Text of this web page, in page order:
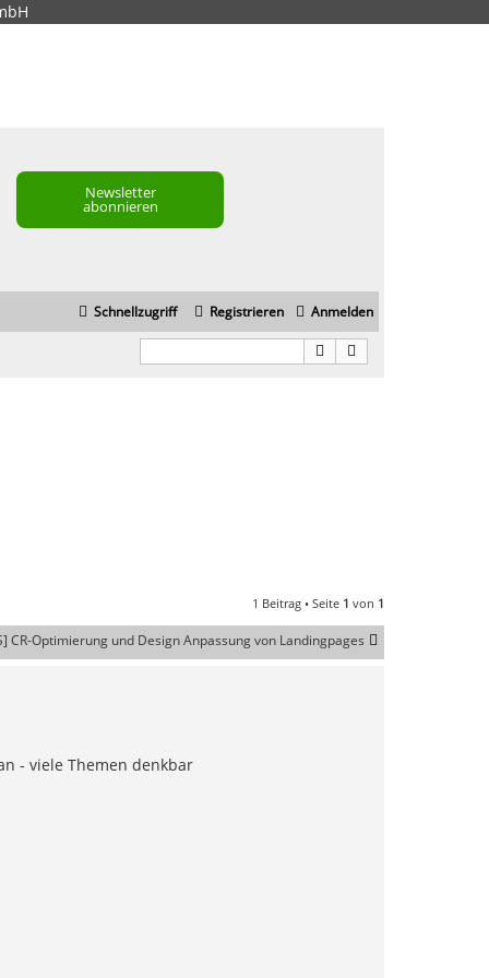
Newsletter
abonnieren
Schnellzugriff Anmelden
Registrieren
1 Beitrag • Seite 1 von 1
CR-Optimierung und Design Anpassung von Landingpages
- viele Themen denkbar